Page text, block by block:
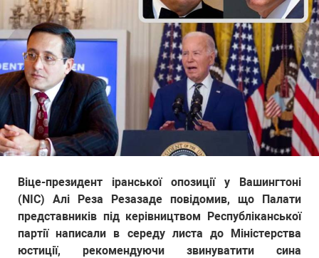
Віце-президент іранської опозиції у Вашингтоні
(NIC) Алі Реза Резазаде повідомив, що Палати
представників під керівництвом Республіканської
партії написали в середу листа до Міністерства
юстиції, рекомендуючи звинуватити сина